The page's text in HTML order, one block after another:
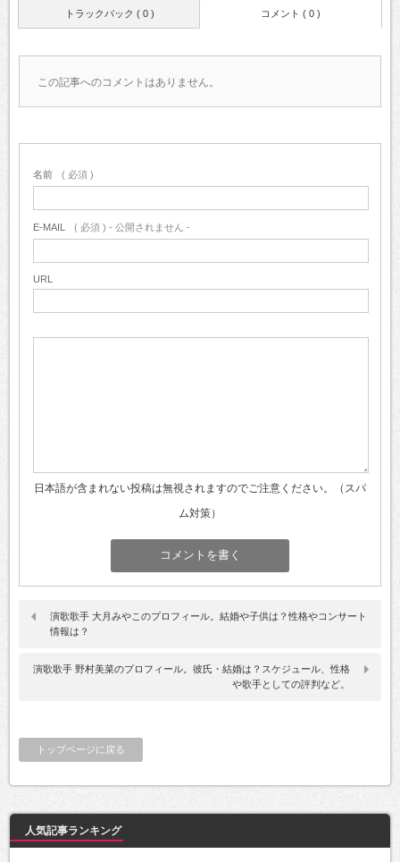
トラックバック ( 0 ) コメント ( 0 )
この記事へのコメントはありません。
名前 ( 必須 )
E-MAIL ( 必須 ) - 公開されません -
URL
日本語が含まれない投稿は無視されますのでご注意ください。（スパ
ム対策）
演歌歌手 大月みやこのプロフィール。結婚や子供は？性格やコンサート
情報は？
演歌歌手 野村美菜のプロフィール。彼氏・結婚は？スケジュール、性格
や歌手としての評判など。
トップページに戻る
人気記事ランキング